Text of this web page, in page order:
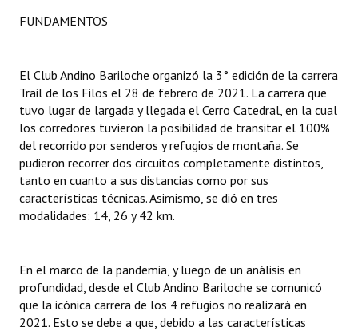
Actas de Sesión
Informes de Unidad Coordinadora
Ejecución Presupuestaria
Actas de Audiencias Públicas
NORMATIVA
Declaraciones
Resoluciones
FUNDAMENTOS
El Club Andino Bariloche organizó la 3° edición de la carrera
Trail de los Filos el 28 de febrero de 2021. La carrera que
tuvo lugar de largada y llegada el Cerro Catedral, en la cual
los corredores tuvieron la posibilidad de transitar el 100%
del recorrido por senderos y refugios de montaña. Se
pudieron recorrer dos circuitos completamente distintos,
tanto en cuanto a sus distancias como por sus
características técnicas. Asimismo, se dió en tres
modalidades: 14, 26 y 42 km.
En el marco de la pandemia, y luego de un análisis en
profundidad, desde el Club Andino Bariloche se comunicó
que la icónica carrera de los 4 refugios no realizará en
2021. Esto se debe a que, debido a las características